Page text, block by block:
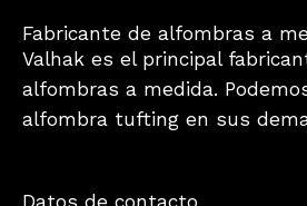
Fabricante de alfombras a
Valhak es el principal
alfombras a medida.
alfombra tufting en sus
Datos de contacto